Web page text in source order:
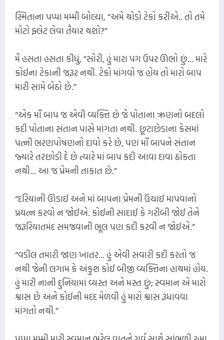
સ્મિતાના પપ્પા મમ્મી બોલ્યા, “અમે થોડો ટેકો કરીએ.. તો તમે
મોટો ફ્લેટ લેવા તૈયાર થશો?”
મેં હસતા હસતા કીધું, “સોરી, હું મારા પગ ઉપર ઊભો છું... મારે
કોઈના ટેકાની જરૂર નથી. ટેકો માંગવો જ હોય તો મારો બાપ
મારી સામે બેઠો છે.”
“એક માઁ બાપ જ એવી વ્યક્તિ છે જે પોતાના ઋણનો બદલો
કદી પોતાના સંતાન પાસે માંગતા નથી. છૂટાછેડાના કેસમાં
પત્ની ભરણપોષણનો દાવો કરે છે, પણ માઁ બાપને સંતાન
જ્યારે તરછોડી દે છે ત્યારે માં બાપ કદી આવા દાવા ઠોકતા
નથી... આ જ પ્રેમની તાકાત છે.”
“દરિયાની ઊંડાઈ અને માં બાપના પ્રેમની ઉંચાઈ માપવાનો
પ્રયત્ન કરવો ન જોઈએ. કોઈની સાદાઈ કે ગરીબી જોઈ તેને
જરૂરિયાતમંદ સમજવાની ભૂલ પણ કદી કરવી ન જોઈએ.”
“વડીલ તમારી જાણ ખાતર... હું એવી સવારી કદી કરતો જ
નથી જેની લગામ કે અંકુશ કોઈ બીજી વ્યક્તિના હાથમાં હોય.
હું મારી નાની દુનિયામાં વ્યસ્ત અને મસ્ત છું; સ્વમાન એ મારો
શ્વાસ છે અને કોઈની મદદ મેળવી હું મારો શ્વાસ રૂંધાવવા
માંગતો નથી.”